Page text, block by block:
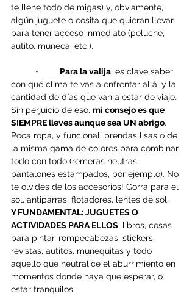
te llene todo de migas) y, obviamente,
algún juguete o cosita que quieran llevar
para tener acceso inmediato (peluche,
autito, muñeca, etc.).
Para la valija, es clave saber
con qué clima te vas a enfrentar allá, y la
cantidad de días que van a estar de viaje.
Sin perjuicio de eso, mi consejo es que
SIEMPRE lleves aunque sea UN abrigo.
Poca ropa, y funcional: prendas lisas o de
la misma gama de colores para combinar
todo con todo (remeras neutras,
pantalones estampados, por ejemplo). No
te olvides de los accesorios! Gorra para el
sol, antiparras, flotadores, lentes de sol.
Y FUNDAMENTAL: JUGUETES O
ACTIVIDADES PARA ELLOS: libros, cosas
para pintar, rompecabezas, stickers,
revistas, autitos, muñequitas y todo
aquello que neutralice el aburrimiento en
momentos donde haya que esperar, o
estar tranquilos.